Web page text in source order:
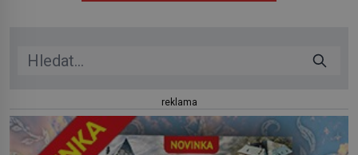
reklama